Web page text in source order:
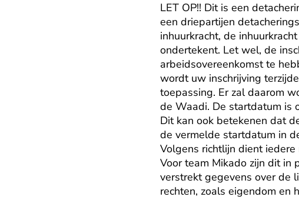
LET OP!! Dit is een
een driepartijen
inhuurkracht, de
ondertekent. Let wel, de
arbeidsovereenkomst te
wordt uw inschrijving
toepassing. Er zal daarom
de Waadi. De startdatum is
Dit kan ook betekenen dat
de vermelde startdatum in
Volgens richtlijn dient
Voor team Mikado zijn dit in
verstrekt gegevens over de
rechten, zoals eigendom en